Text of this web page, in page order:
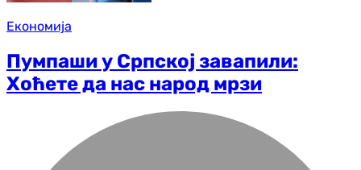
Економија
Пумпаши у Српској завапили:
Хоћете да нас народ мрзи